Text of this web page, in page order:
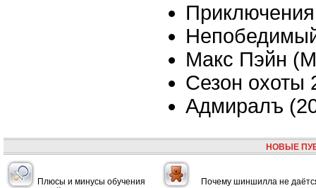
Макс Пэйн
Сезон охоты
Адмиралъ
НОВЫЕ
Плюсы и минусы обучения
Почему шиншилла не